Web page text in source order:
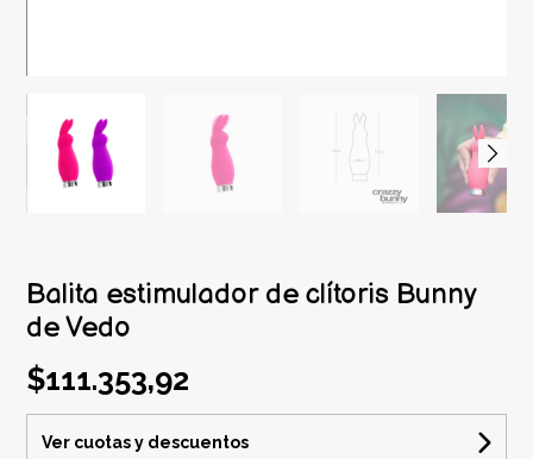
Balita estimulador de clítoris Bunny
de Vedo
$111.353,92
Ver cuotas y descuentos